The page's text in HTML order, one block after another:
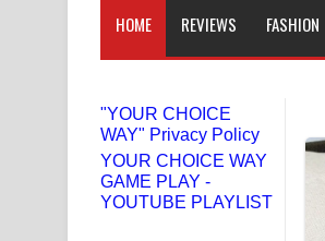
Doni Song Lyrics -
Benthara Palame
Sanda Babalena
HOME REVIEWS FASHION
"YOUR CHOICE
WAY" Privacy Policy
YOUR CHOICE WAY
GAME PLAY -
YOUTUBE PLAYLIST